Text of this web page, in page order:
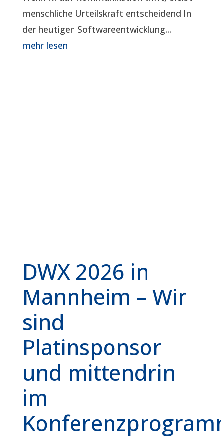
menschliche Urteilskraft entscheidend In
der heutigen Softwareentwicklung...
mehr lesen
DWX 2026 in
Mannheim – Wir
sind
Platinsponsor
und mittendrin
im